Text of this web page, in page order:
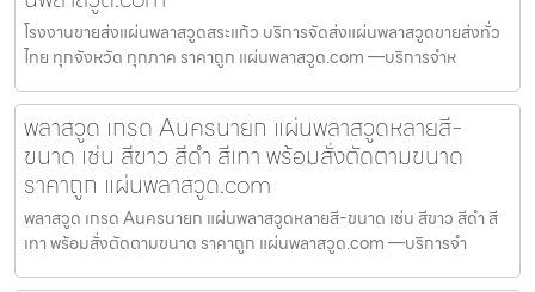
โรงงานขายส่งแผ่นพลาสวูดสระแก้ว บริการจัดส่งแผ่นพลาสวูดขายส่งทั่ว
ไทย ทุกจังหวัด ทุกภาค ราคาถูก แผ่นพลาสวูด.com —บริการจำห
พลาสวูด เกรด Aนครนายก แผ่นพลาสวูดหลายสี-
ขนาด เช่น สีขาว สีดำ สีเทา พร้อมสั่งตัดตามขนาด
ราคาถูก แผ่นพลาสวูด.com
พลาสวูด เกรด Aนครนายก แผ่นพลาสวูดหลายสี-ขนาด เช่น สีขาว สีดำ สี
เทา พร้อมสั่งตัดตามขนาด ราคาถูก แผ่นพลาสวูด.com —บริการจำ